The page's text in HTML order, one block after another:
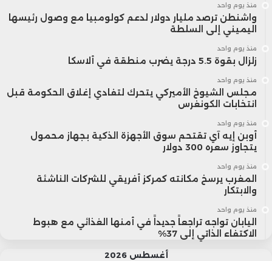
منذ يوم واحد
واشنطن ترصد مليار دولار لدعم كولومبيا مع وصول رئيسها
اليميني إلى السلطة
منذ يوم واحد
زلزال بقوة 5.5 درجة يضرب منطقة في ألاسكا
منذ يوم واحد
مجلس الشيوخ الأميركي يتحرك لتفادي إغلاق الحكومة قبل
انتخابات الكونغرس
منذ يوم واحد
أوبن إيه آي تقتحم سوق الأجهزة الذكية بجهاز محمول
يتجاوز سعره 300 دولار
منذ يوم واحد
المغرب يرسخ مكانته كمركز أفريقي للشركات الناشئة
والابتكار
منذ يوم واحد
اليابان تواجه تراجعاً جديداً في أمنها الغذائي مع هبوط
الاكتفاء الذاتي إلى 37%
أغسطس 2026